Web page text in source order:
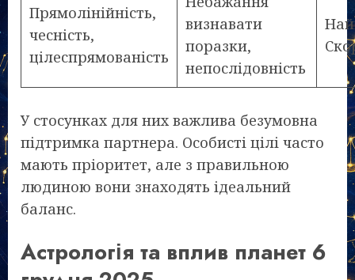
Прямолінійність,
чесність,
цілеспрямованість
визнавати
поразки,
непослідовність
У стосунках для них важлива безумовна
підтримка партнера. Особисті цілі часто
мають пріоритет, але з правильною
людиною вони знаходять ідеальний
баланс.
Астрологія та вплив планет 6